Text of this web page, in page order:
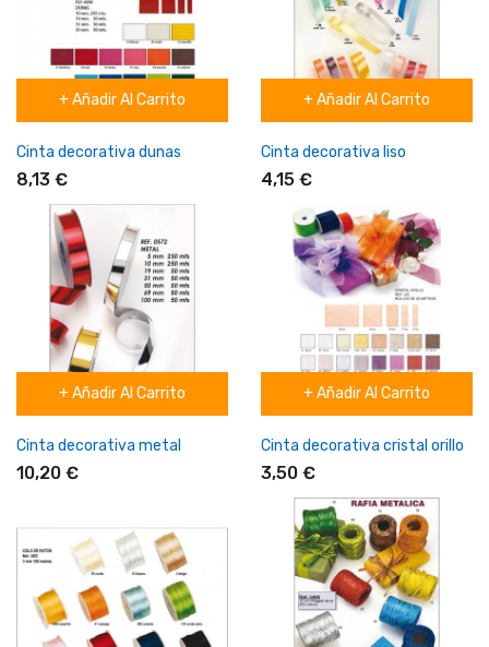
+ Añadir Al Carrito
Cinta decorativa dunas
8,13 €
+ Añadir Al Carrito
Cinta decorativa liso
4,15 €
+ Añadir Al Carrito
Cinta decorativa metal
10,20 €
+ Añadir Al Carrito
Cinta decorativa cristal orillo
3,50 €